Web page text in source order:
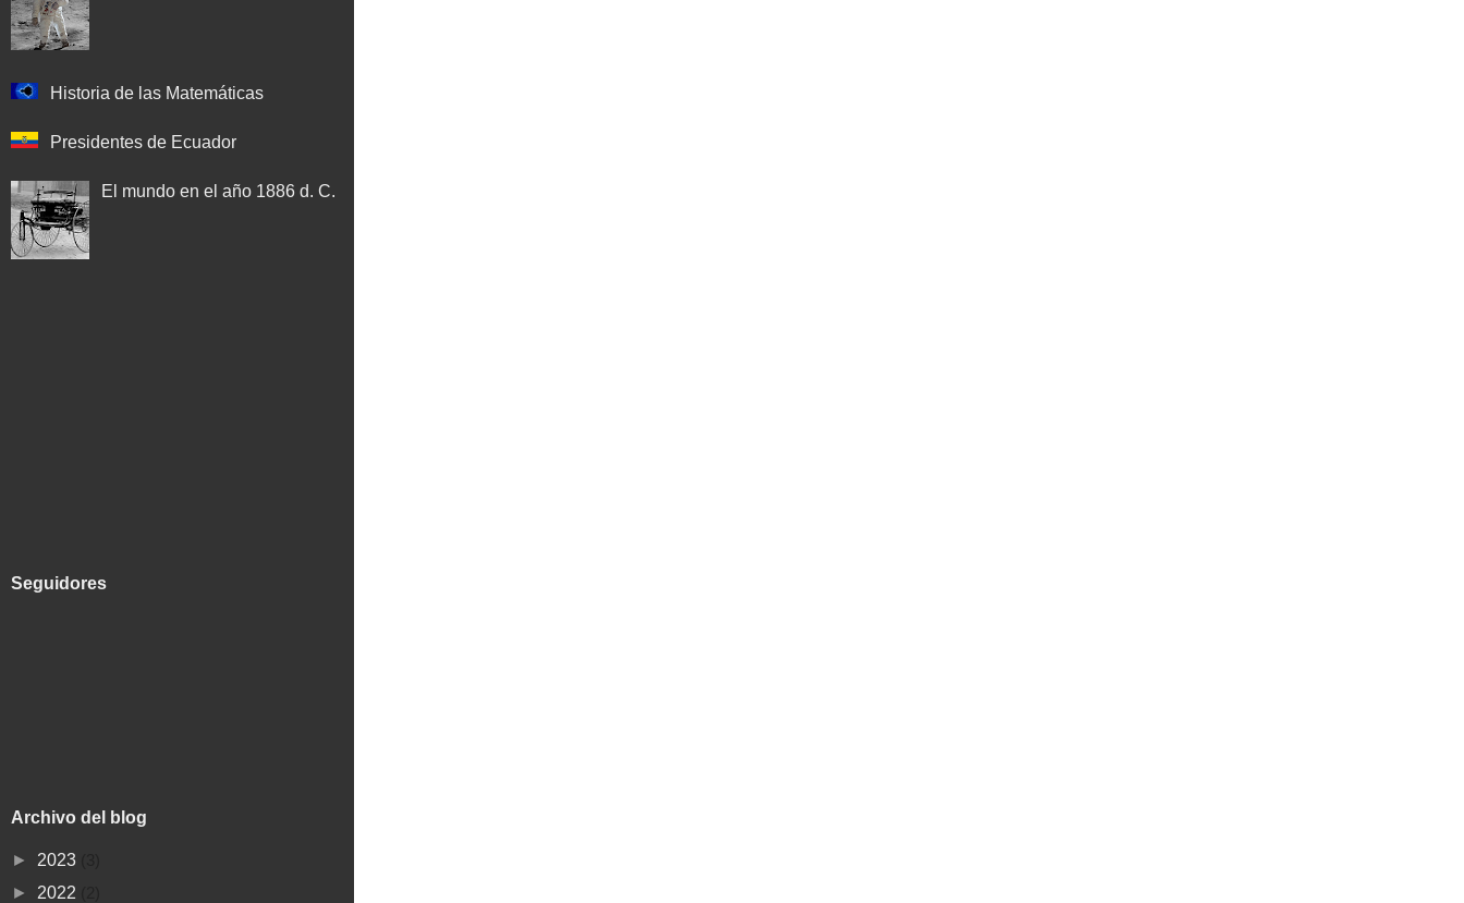
Historia de las Matemáticas
Presidentes de Ecuador
El mundo en el año 1886 d. C.
Seguidores
Archivo del blog
► 2023
► 2022